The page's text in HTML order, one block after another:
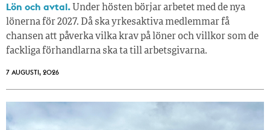
Lön och avtal. Under hösten börjar arbetet med de nya
lönerna för 2027. Då ska yrkesaktiva medlemmar få
chansen att påverka vilka krav på löner och villkor som de
fackliga förhandlarna ska ta till arbetsgivarna.
7 AUGUSTI, 2026